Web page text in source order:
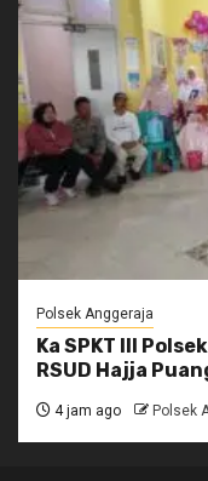
Polsek Anggeraja
Ka SPKT III
RSUD Hajja
4 jam ago Polsek